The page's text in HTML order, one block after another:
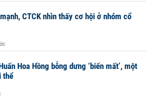
CTCK nhìn thấy cơ hội ở nhóm cổ
Hoa Hồng bỗng dưng ‘biến mất’, một
thể